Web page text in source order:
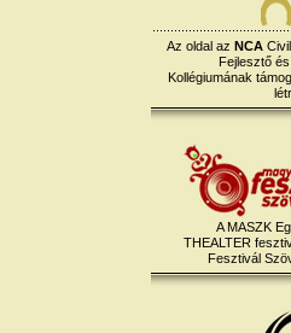
Az oldal az NCA
Fejlesztő
Kollégiumának
A MASZK
THEALTER
Fesztivál